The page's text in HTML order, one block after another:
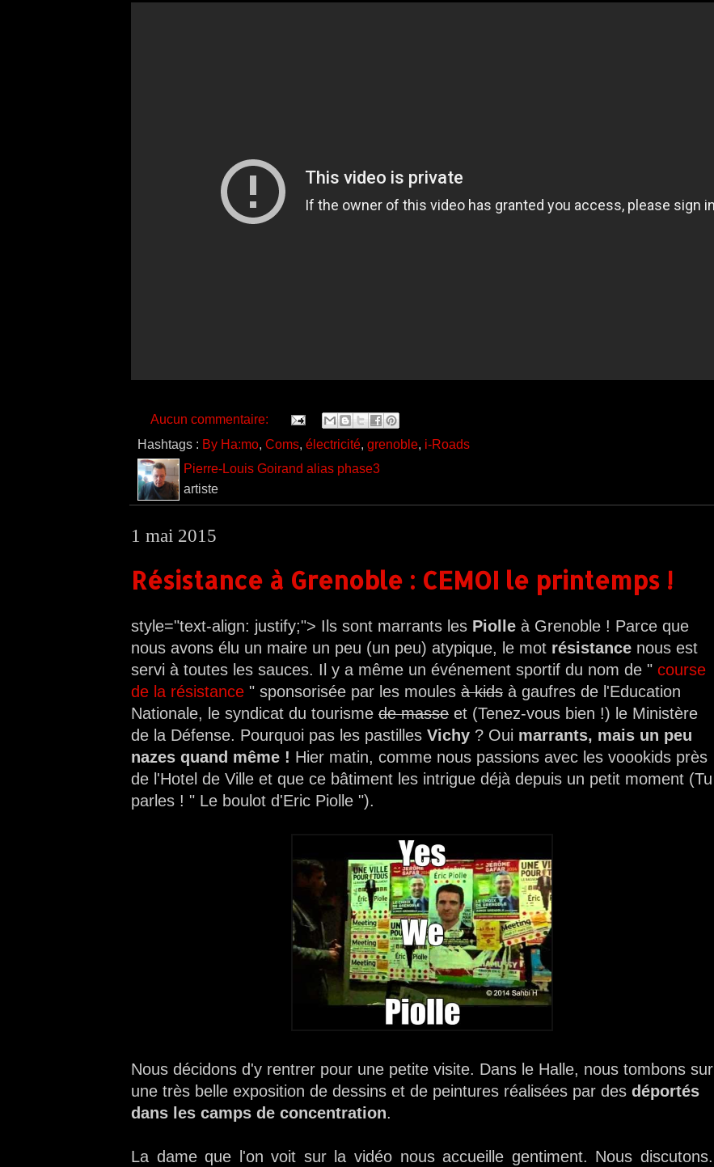
Aucun commentaire:
Hashtags : By Ha:mo, Coms, électricité, grenoble, i-Roads
Pierre-Louis Goirand alias phase3
artiste
1 mai 2015
Résistance à Grenoble : CEMOI le printemps !
style="text-align: justify;"> Ils sont marrants les Piolle à Grenoble ! Parce que
nous avons élu un maire un peu (un peu) atypique, le mot résistance nous est
servi à toutes les sauces. Il y a même un événement sportif du nom de " course
de la résistance " sponsorisée par les moules à kids à gaufres de l'Education
Nationale, le syndicat du tourisme de masse et (Tenez-vous bien !) le Ministère
de la Défense. Pourquoi pas les pastilles Vichy ? Oui marrants, mais un peu
nazes quand même ! Hier matin, comme nous passions avec les voookids près
de l'Hotel de Ville et que ce bâtiment les intrigue déjà depuis un petit moment (Tu
parles ! " Le boulot d'Eric Piolle ").
Nous décidons d'y rentrer pour une petite visite. Dans le Halle, nous tombons sur
une très belle exposition de dessins et de peintures réalisées par des déportés
dans les camps de concentration.
La dame que l'on voit sur la vidéo nous accueille gentiment. Nous discutons.